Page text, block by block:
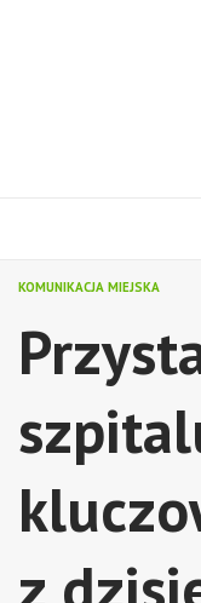
KOMUNIKACJA MIEJSKA